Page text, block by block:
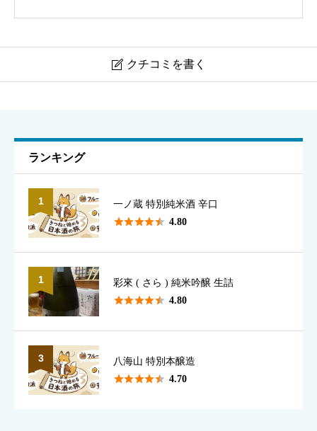
 クチコミを書く
表示名として使用されます（本名でなくて構いません）
香り
味のわかりやすさ
ランキング
1 一ノ蔵 特別純米酒 辛口
 4.80
1 彩來 ( さら ) 純米吟醸 生詰
 4.80
3 八海山 特別本醸造
 4.70